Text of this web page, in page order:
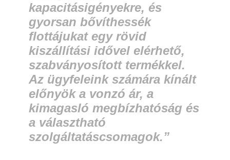
kapacitásigényekre, és
gyorsan bővíthessék
flottájukat egy rövid
kiszállítási idővel elérhető,
szabványosított termékkel.
Az ügyfeleink számára kínált
előnyök a vonzó ár, a
kimagasló megbízhatóság és
a választható
szolgáltatáscsomagok.”